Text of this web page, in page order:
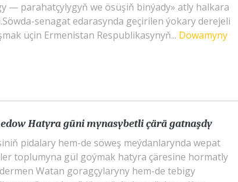
— parahatçylygyň we ösüşiň binýady» atly halkara
senagat edarasynda geçirilen ýokary derejeli
üçin Ermenistan Respublikasynyň... Dowamyny
Hatyra güni mynasybetli çärä gatnaşdy
pidalary hem-de söweş meýdanlarynda wepat
toplumyna gül goýmak hatyra çäresine hormatly
Watan goragçylaryny hem-de tebigy